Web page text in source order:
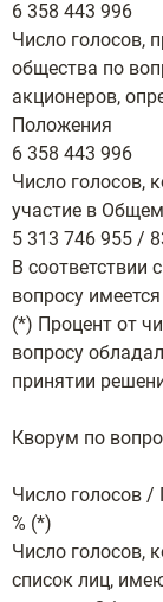
6 358 443 996
Число голосов,
общества по
акционеров,
Положения
6 358 443 996
Число голосов,
участие в
5 313 746 955 /
В соответствии
вопросу имеется
(*) Процент от
вопросу
принятии
Кворум по
Число голосов
% (*)
Число голосов,
список лиц,